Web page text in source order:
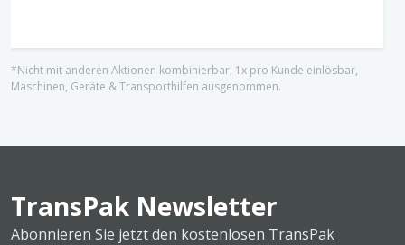
*Nicht mit anderen Aktionen kombinierbar, 1x pro Kunde einlösbar,
Maschinen, Geräte & Transporthilfen ausgenommen.
TransPak Newsletter
Abonnieren Sie jetzt den kostenlosen TransPak